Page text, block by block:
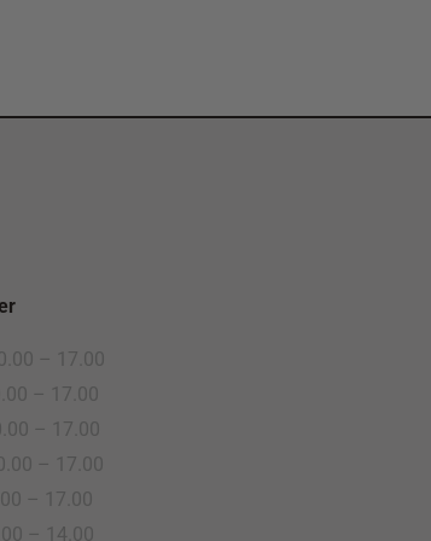
– 17.00
– 17.00
– 17.00
– 17.00
– 17.00
– 14.00